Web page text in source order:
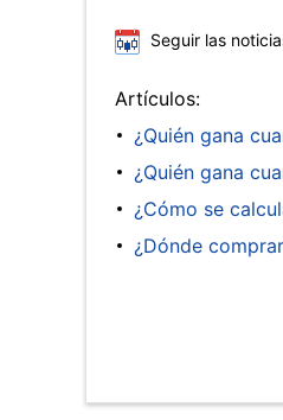
Seguir las
Artículos:
¿Quién gana
¿Quién gana
¿Cómo se
¿Dónde